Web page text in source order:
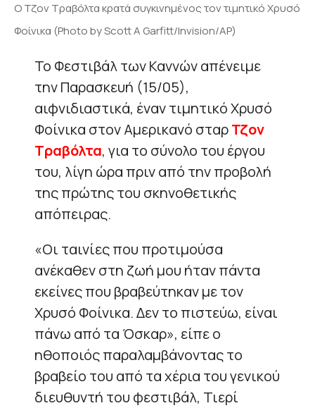
Ο Τζον Τραβόλτα κρατά συγκινημένος τον τιμητικό Χρυσό
Φοίνικα (Photo by Scott A Garfitt/Invision/AP)
Το Φεστιβάλ των Καννών απένειμε
την Παρασκευή (15/05),
αιφνιδιαστικά, έναν τιμητικό Χρυσό
Φοίνικα στον Αμερικανό σταρΤζον
Τραβόλτα, για το σύνολο του έργου
του, λίγη ώρα πριν από την προβολή
της πρώτης του σκηνοθετικής
απόπειρας.
«Οι ταινίες που προτιμούσα
ανέκαθεν στη ζωή μου ήταν πάντα
εκείνες που βραβεύτηκαν με τον
Χρυσό Φοίνικα. Δεν το πιστεύω, είναι
πάνω από τα Όσκαρ», είπε ο
ηθοποιός παραλαμβάνοντας το
βραβείο του από τα χέρια του γενικού
διευθυντή του φεστιβάλ, Τιερί